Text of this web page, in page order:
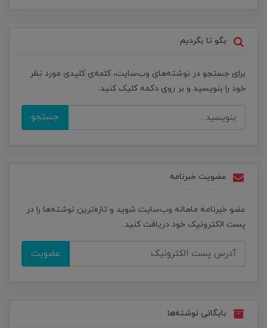
بگو تا بگردیم
برای جستجو در نوشته‌های وب‌سایت، کلمه‌ی کلیدی مورد نظر
خود را بنویسید و بر روی دکمه کلیک کنید.
جستجو
عضویت خبرنامه
عضو خبرنامه ماهانه وب‌سایت شوید و تازه‌ترین نوشته‌ها را در
پست الکترونیک خود دریافت کنید.
عضویت
بایگانی نوشته‌ها